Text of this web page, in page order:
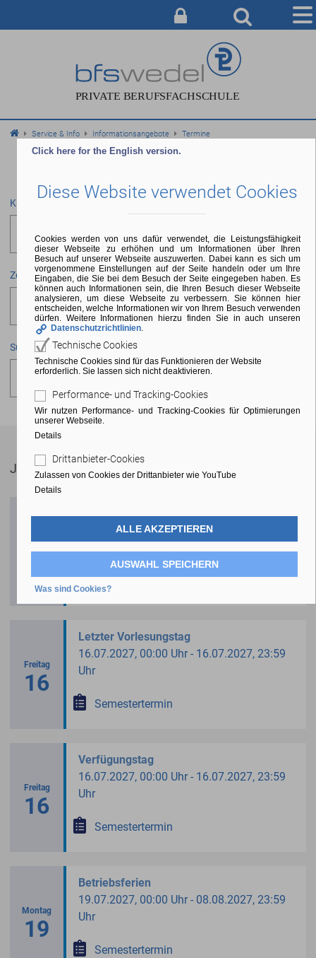
BERATUNG & ANMELDUNG
SERVICE & INFO
Service & Info Informationsangebote Termine
Kategorie
Auswählen
Zeitraum
Suchen
Juli 2027
Dienstag
13
Verfügungstag
13.07.2027, 00:00 Uhr - 13.07.2027, 23:59
Semestertermin
Freitag
16
Letzter Vorlesungstag
16.07.2027, 00:00 Uhr - 16.07.2027, 23:59
Uhr
Semestertermin
Freitag
16
Verfügungstag
16.07.2027, 00:00 Uhr - 16.07.2027, 23:59
Uhr
Semestertermin
Montag
19
Betriebsferien
19.07.2027, 00:00 Uhr - 08.08.2027, 23:59
Uhr
Semestertermin
Click here for the English version.
Diese Website verwendet Cookies
Cookies werden von uns dafür verwendet, die Leistungsfähigkeit
dieser Webseite zu erhöhen und um Informationen über Ihren
Besuch auf unserer Webseite auszuwerten. Dabei kann es sich um
vorgenommene Einstellungen auf der Seite handeln oder um Ihre
Eingaben, die Sie bei dem Besuch der Seite eingegeben haben. Es
können auch Informationen sein, die Ihren Besuch dieser Webseite
analysieren, um diese Webseite zu verbessern. Sie können hier
entscheiden, welche Informationen wir von Ihrem Besuch verwenden
dürfen. Weitere Informationen hierzu finden Sie in auch unseren
Datenschutzrichtlinien.
Technische Cookies
Technische Cookies sind für das Funktionieren der Website
erforderlich. Sie lassen sich nicht deaktivieren.
Performance- und Tracking-Cookies
Wir nutzen Performance- und Tracking-Cookies für Optimierungen
unserer Webseite.
Details
Drittanbieter-Cookies
Zulassen von Cookies der Drittanbieter wie YouTube
Details
ALLE AKZEPTIEREN
AUSWAHL SPEICHERN
Was sind Cookies?